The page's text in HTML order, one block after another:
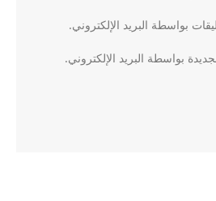
بواسطة البريد الإلكتروني.
بواسطة البريد الإلكتروني.